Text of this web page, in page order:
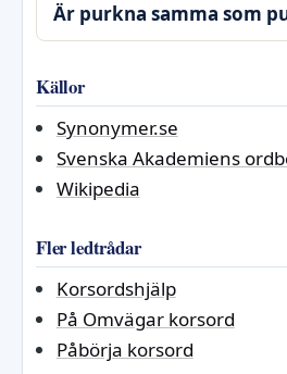
Är purkna samma som
Källor
Synonymer.se
Svenska Akademiens
Wikipedia
Fler ledtrådar
Korsordshjälp
På Omvägar korsord
Påbörja korsord